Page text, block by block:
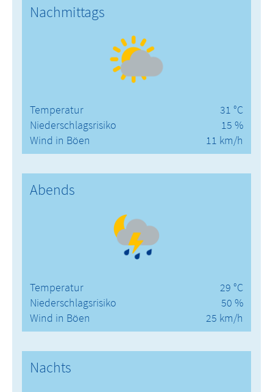
Nachmittags
Temperatur
Niederschlagsrisiko
Wind in Böen
31 °C
15 %
11 km/h
Abends
Temperatur
Niederschlagsrisiko
Wind in Böen
29 °C
50 %
25 km/h
Nachts